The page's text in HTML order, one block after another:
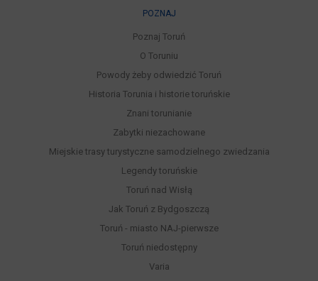
POZNAJ
Poznaj Toruń
O Toruniu
Powody żeby odwiedzić Toruń
Historia Torunia i historie toruńskie
Znani torunianie
Zabytki niezachowane
Miejskie trasy turystyczne samodzielnego zwiedzania
Legendy toruńskie
Toruń nad Wisłą
Jak Toruń z Bydgoszczą
Toruń - miasto NAJ-pierwsze
Toruń niedostępny
Varia